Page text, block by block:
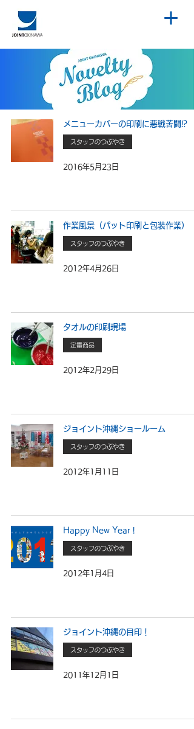
メニューカバーの印刷に悪戦苦闘!?
スタッフのつぶやき
2016年5月23日
作業風景（パット印刷と包装作業）
スタッフのつぶやき
2012年4月26日
タオルの印刷現場
定番商品
2012年2月29日
ジョイント沖縄ショールーム
スタッフのつぶやき
2012年1月11日
Happy New Year !
スタッフのつぶやき
2012年1月4日
ジョイント沖縄の目印！
スタッフのつぶやき
2011年12月1日